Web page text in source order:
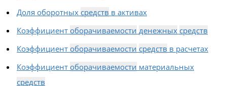
Доля оборотных средств в активах
Коэффициент оборачиваемости денежных средств
Коэффициент оборачиваемости средств в расчетах
Коэффициент оборачиваемости материальных
средств